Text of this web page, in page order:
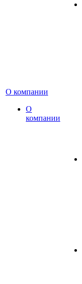
О компании
О
компании